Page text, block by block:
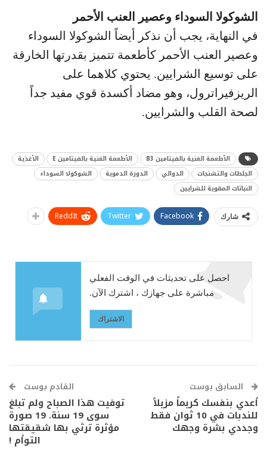
الشوكولا السوداء وعصير العنب الأحمر
في النهاية، يجب أن نذكر أيضاً الشوكولا السوداء
وعصير العنب الأحمر كأطعمة تتميز بقدرتها الخارقة
على توسيع الشرايين. يحتوي كلاهما على
الريزفيراترول، وهو مضاد أكسدة قوي مفيد جداً
لصحة القلب والشرايين.
الأطعمة الغنية بالفيتامين B3 الأطعمة الغنية بالفيتامين E
الأغذية
الجلطات والتشنجات
الدوالي الدورة الدموية
الشوكولا السوداء
النباتات المقوية للشرايين
شارك Facebook
Twitter
ReddIt
احصل على تحديثات في الوقت الفعلي
مباشرة على جهازك ، اشترك الآن.
الاشتراك
السابق بوست
أعدي بنفسك كريماً مزيلاً
للندبات في 10 ثوان فقط
وجددي بشرة وجهك
القادم بوست
توفيت هذا الصباح ولم تبلغ
سوى 19 سنة. 19 صورة
مؤثرة ترثي بها شقيقتها
التوأم !